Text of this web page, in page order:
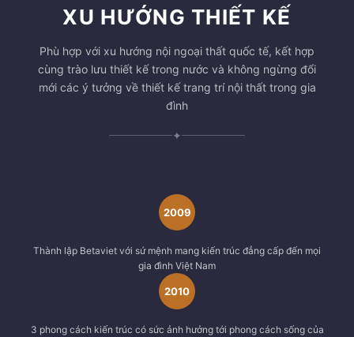
XU HƯỚNG THIẾT KẾ
Phù hợp với xu hướng nội ngoại thất quốc tế, kết hợp
cùng trào lưu thiết kế trong nước và không ngừng đổi
mới các ý tưởng về thiết kế trang trí nội thất trong gia
đình
✦
2009
Thành lập Betaviet với sứ mệnh mang kiến trúc đẳng cấp đến mọi
gia đình Việt Nam
2010
3 phong cách kiến trúc có sức ảnh hưởng tới phong cách sống của